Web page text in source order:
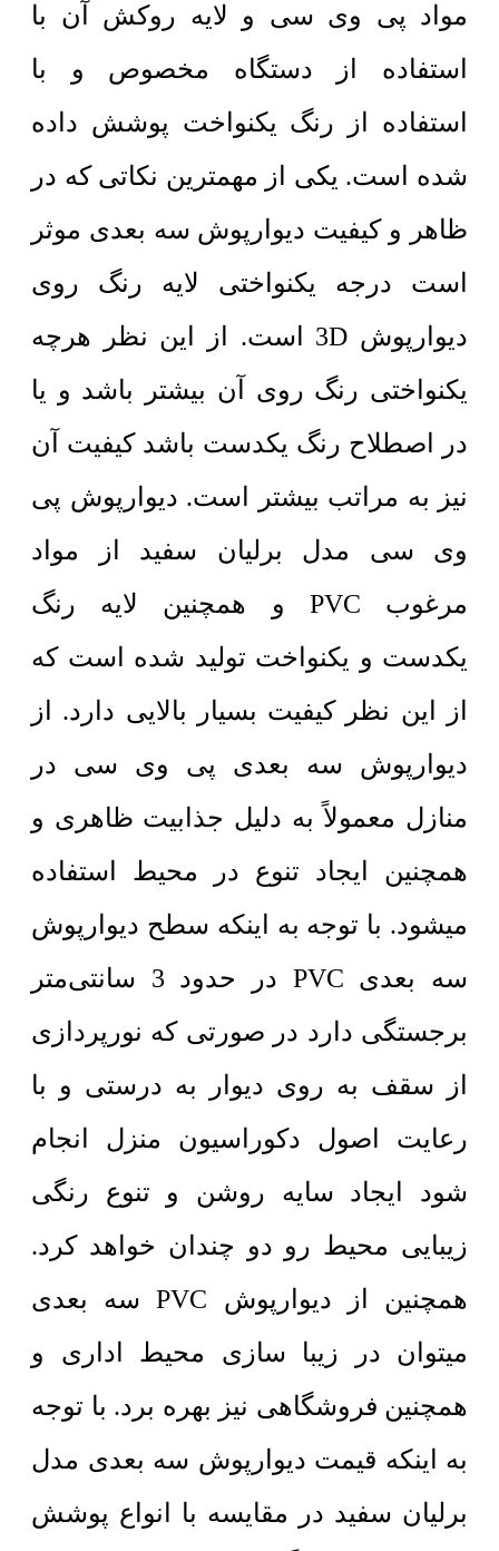
مواد پی وی سی و لایه روکش آن با
استفاده از دستگاه مخصوص و با
استفاده از رنگ یکنواخت پوشش داده
شده است. یکی از مهمترین نکاتی که در
ظاهر و کیفیت دیوارپوش سه بعدی موثر
است درجه یکنواختی لایه رنگ روی
دیوارپوش 3D است. از این نظر هرچه
یکنواختی رنگ روی آن بیشتر باشد و یا
در اصطلاح رنگ یکدست باشد کیفیت آن
نیز به مراتب بیشتر است. دیوارپوش پی
وی سی مدل برلیان سفید از مواد
مرغوب PVC و همچنین لایه رنگ
یکدست و یکنواخت تولید شده است که
از این نظر کیفیت بسیار بالایی دارد. از
دیوارپوش سه بعدی پی وی سی در
منازل معمولاً به دلیل جذابیت ظاهری و
همچنین ایجاد تنوع در محیط استفاده
میشود. با توجه به اینکه سطح دیوارپوش
سه بعدی PVC در حدود 3 سانتی‌متر
برجستگی دارد در صورتی که نورپردازی
از سقف به روی دیوار به درستی و با
رعایت اصول دکوراسیون منزل انجام
شود ایجاد سایه روشن و تنوع رنگی
زیبایی محیط رو دو چندان خواهد کرد.
همچنین از دیوارپوش PVC سه بعدی
میتوان در زیبا سازی محیط اداری و
همچنین فروشگاهی نیز بهره برد. با توجه
به اینکه قیمت دیوارپوش سه بعدی مدل
برلیان سفید در مقایسه با انواع پوشش